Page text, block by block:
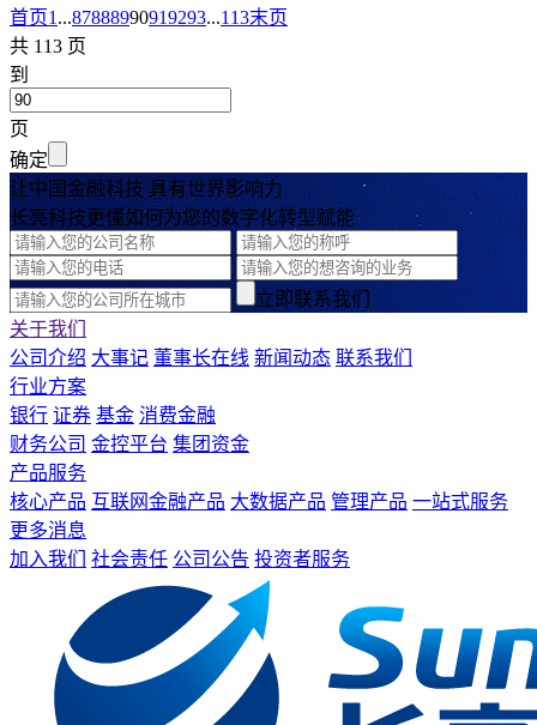
首页1 ...87888990919293...113末页
共 113 页
到
页
确定
让中国金融科技 具有世界影响力
长亮科技更懂如何为您的数字化转型赋能
立即联系我们
关于我们
公司介绍 大事记 董事长在线 新闻动态 联系我们
行业方案
银行 证券 基金 消费金融
财务公司 金控平台 集团资金
产品服务
核心产品 互联网金融产品 大数据产品 管理产品 一站式服务
更多消息
加入我们
社会责任 公司公告 投资者服务